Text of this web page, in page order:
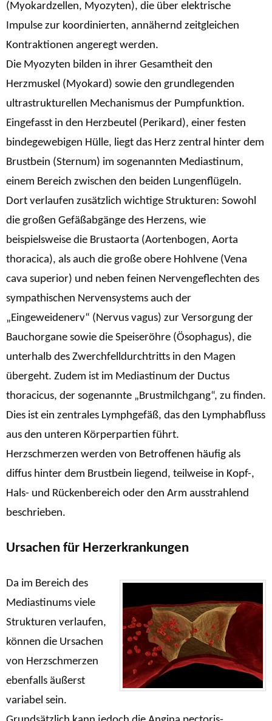
(Myokardzellen, Myozyten), die über elektrische
Impulse zur koordinierten, annähernd zeitgleichen
Kontraktionen angeregt werden.
Die Myozyten bilden in ihrer Gesamtheit den
Herzmuskel (Myokard) sowie den grundlegenden
ultrastrukturellen Mechanismus der Pumpfunktion.
Eingefasst in den Herzbeutel (Perikard), einer festen
bindegewebigen Hülle, liegt das Herz zentral hinter dem
Brustbein (Sternum) im sogenannten Mediastinum,
einem Bereich zwischen den beiden Lungenflügeln.
Dort verlaufen zusätzlich wichtige Strukturen: Sowohl
die großen Gefäßabgänge des Herzens, wie
beispielsweise die Brustaorta (Aortenbogen, Aorta
thoracica), als auch die große obere Hohlvene (Vena
cava superior) und neben feinen Nervengeflechten des
sympathischen Nervensystems auch der
„Eingeweidenerv“ (Nervus vagus) zur Versorgung der
Bauchorgane sowie die Speiseröhre (Ösophagus), die
unterhalb des Zwerchfelldurchtritts in den Magen
übergeht. Zudem ist im Mediastinum der Ductus
thoracicus, der sogenannte „Brustmilchgang“, zu finden.
Dies ist ein zentrales Lymphgefäß, das den Lymphabfluss
aus den unteren Körperpartien führt.
Herzschmerzen werden von Betroffenen häufig als
diffus hinter dem Brustbein liegend, teilweise in Kopf-,
Hals- und Rückenbereich oder den Arm ausstrahlend
beschrieben.
Ursachen für Herzerkrankungen
Da im Bereich des
Mediastinums viele
Strukturen verlaufen,
können die Ursachen
von Herzschmerzen
ebenfalls äußerst
variabel sein.